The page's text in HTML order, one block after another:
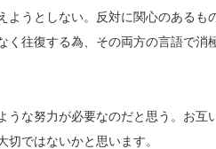
うとしない。反対に関心のあるも
く往復する為、その両方の言語で消
な努力が必要なのだと思う。お互
ではないかと思います。